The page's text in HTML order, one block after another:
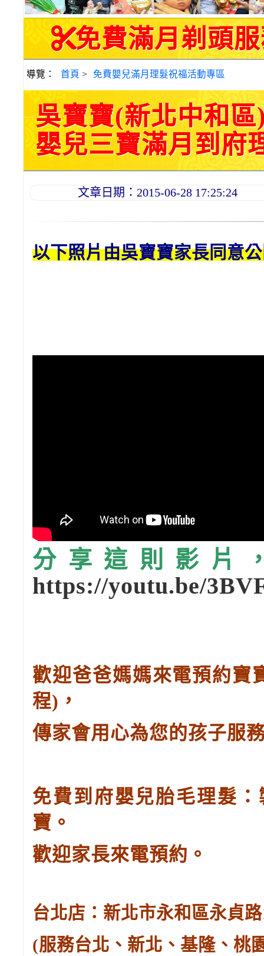
免費滿月剃頭服
導覽： 首頁 > 免費嬰兒滿月理髮祝福活動專區
吳寶寶(新北中和
嬰兒三寶滿月到府
文章日期：2015-06-28 17:25:24
以下照片由吳寶寶家長同意
分享這則影片
https://youtu.be/
歡迎爸爸媽媽來電預約寶
程) ，
傳家會用心為您的孩子服
免費到府嬰兒胎毛理髮
寶。
歡迎家長來電預約。
台北店：新北市永和區永貞
(服務台北、新北、基隆、桃